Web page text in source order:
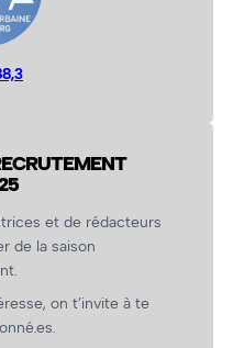
et de rédacteurs
de la saison
on t’invite à te